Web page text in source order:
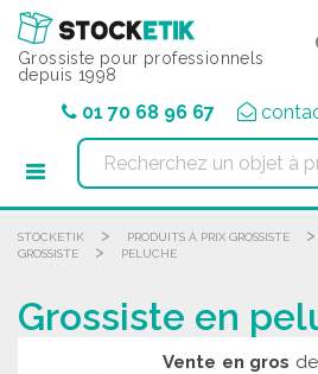
Grossiste pour professionnels
depuis 1998
01 70 68 96 67
STOCKETIK > PRODUITS À PRIX GROSSISTE >
GROSSISTE
> PELUCHE
Grossiste en
Vente en gros de
Panneau de gestion des cookies